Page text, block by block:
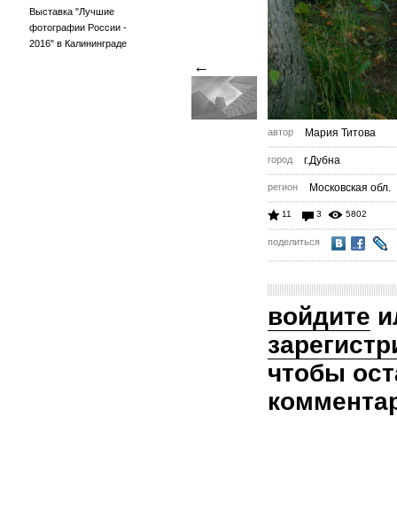
Выставка "Лучшие
фотографии России -
2016" в Калининграде
←
автор Мария Титова
город г.Дубна
регион Московская обл.
11 3 5802
поделиться
войдите
чтобы